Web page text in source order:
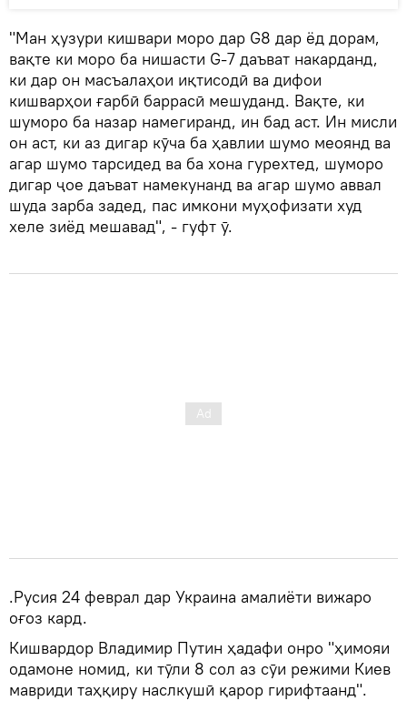
"Ман ҳузури кишвари моро дар G8 дар ёд дорам,
вақте ки моро ба нишасти G-7 даъват накарданд,
ки дар он масъалаҳои иқтисодӣ ва дифои
кишварҳои ғарбӣ баррасӣ мешуданд. Вақте, ки
шуморо ба назар намегиранд, ин бад аст. Ин мисли
он аст, ки аз дигар кӯча ба ҳавлии шумо меоянд ва
агар шумо тарсидед ва ба хона гурехтед, шуморо
дигар ҷое даъват намекунанд ва агар шумо аввал
шуда зарба задед, пас имкони муҳофизати худ
хеле зиёд мешавад", - гуфт ӯ.
.Русия 24 феврал дар Украина амалиёти вижаро
оғоз кард.
Кишвардор Владимир Путин ҳадафи онро "ҳимояи
одамоне номид, ки тӯли 8 сол аз сӯи режими Киев
мавриди таҳқиру наслкушӣ қарор гирифтаанд".